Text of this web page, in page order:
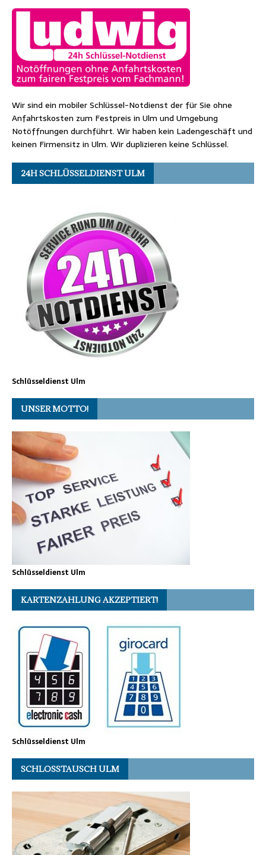
Wir sind ein mobiler Schlüssel-Notdienst der für Sie ohne
Anfahrtskosten zum Festpreis in Ulm und Umgebung
Notöffnungen durchführt. Wir haben kein Ladengeschäft und
keinen Firmensitz in Ulm. Wir duplizieren keine Schlüssel.
24H SCHLÜSSELDIENST ULM
Schlüsseldienst Ulm
UNSER MOTTO!
Schlüsseldienst Ulm
KARTENZAHLUNG AKZEPTIERT!
Schlüsseldienst Ulm
SCHLOSSTAUSCH ULM